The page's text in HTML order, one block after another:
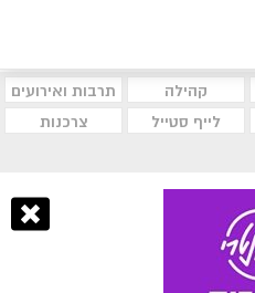
קהילה
תרבות ואירועים
לייף סטייל
צרכנות